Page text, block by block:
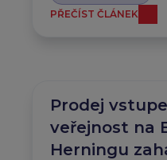
PŘEČÍST ČLÁNEK
Prodej
veřejnost na
Herningu